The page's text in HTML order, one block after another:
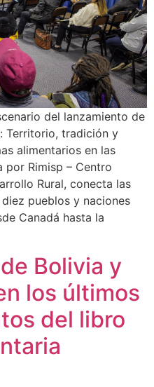
del lanzamiento de
Territorio, tradición y
alimentarios en las
por Rimisp – Centro
Rural, conecta las
pueblos y naciones
Canadá hasta la
Bolivia y
los últimos
del libro